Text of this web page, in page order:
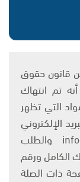
المواد وفقًا للمادة 27 أ من قانون حقوق
تعتقد أنه تم انتهاك
التي تظهر
الإلكتروني
على العنوان التالي: info@ashams.com والطلب
الكامل ورقم
ذات الصلة